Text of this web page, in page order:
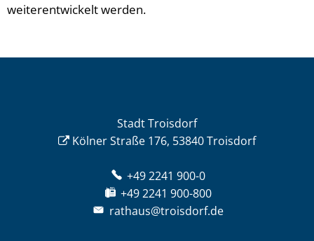
weiterentwickelt werden.
Stadt Troisdorf
Kölner Straße 176, 53840 Troisdorf
+49 2241 900-0
+49 2241 900-800
rathaus@troisdorf.de